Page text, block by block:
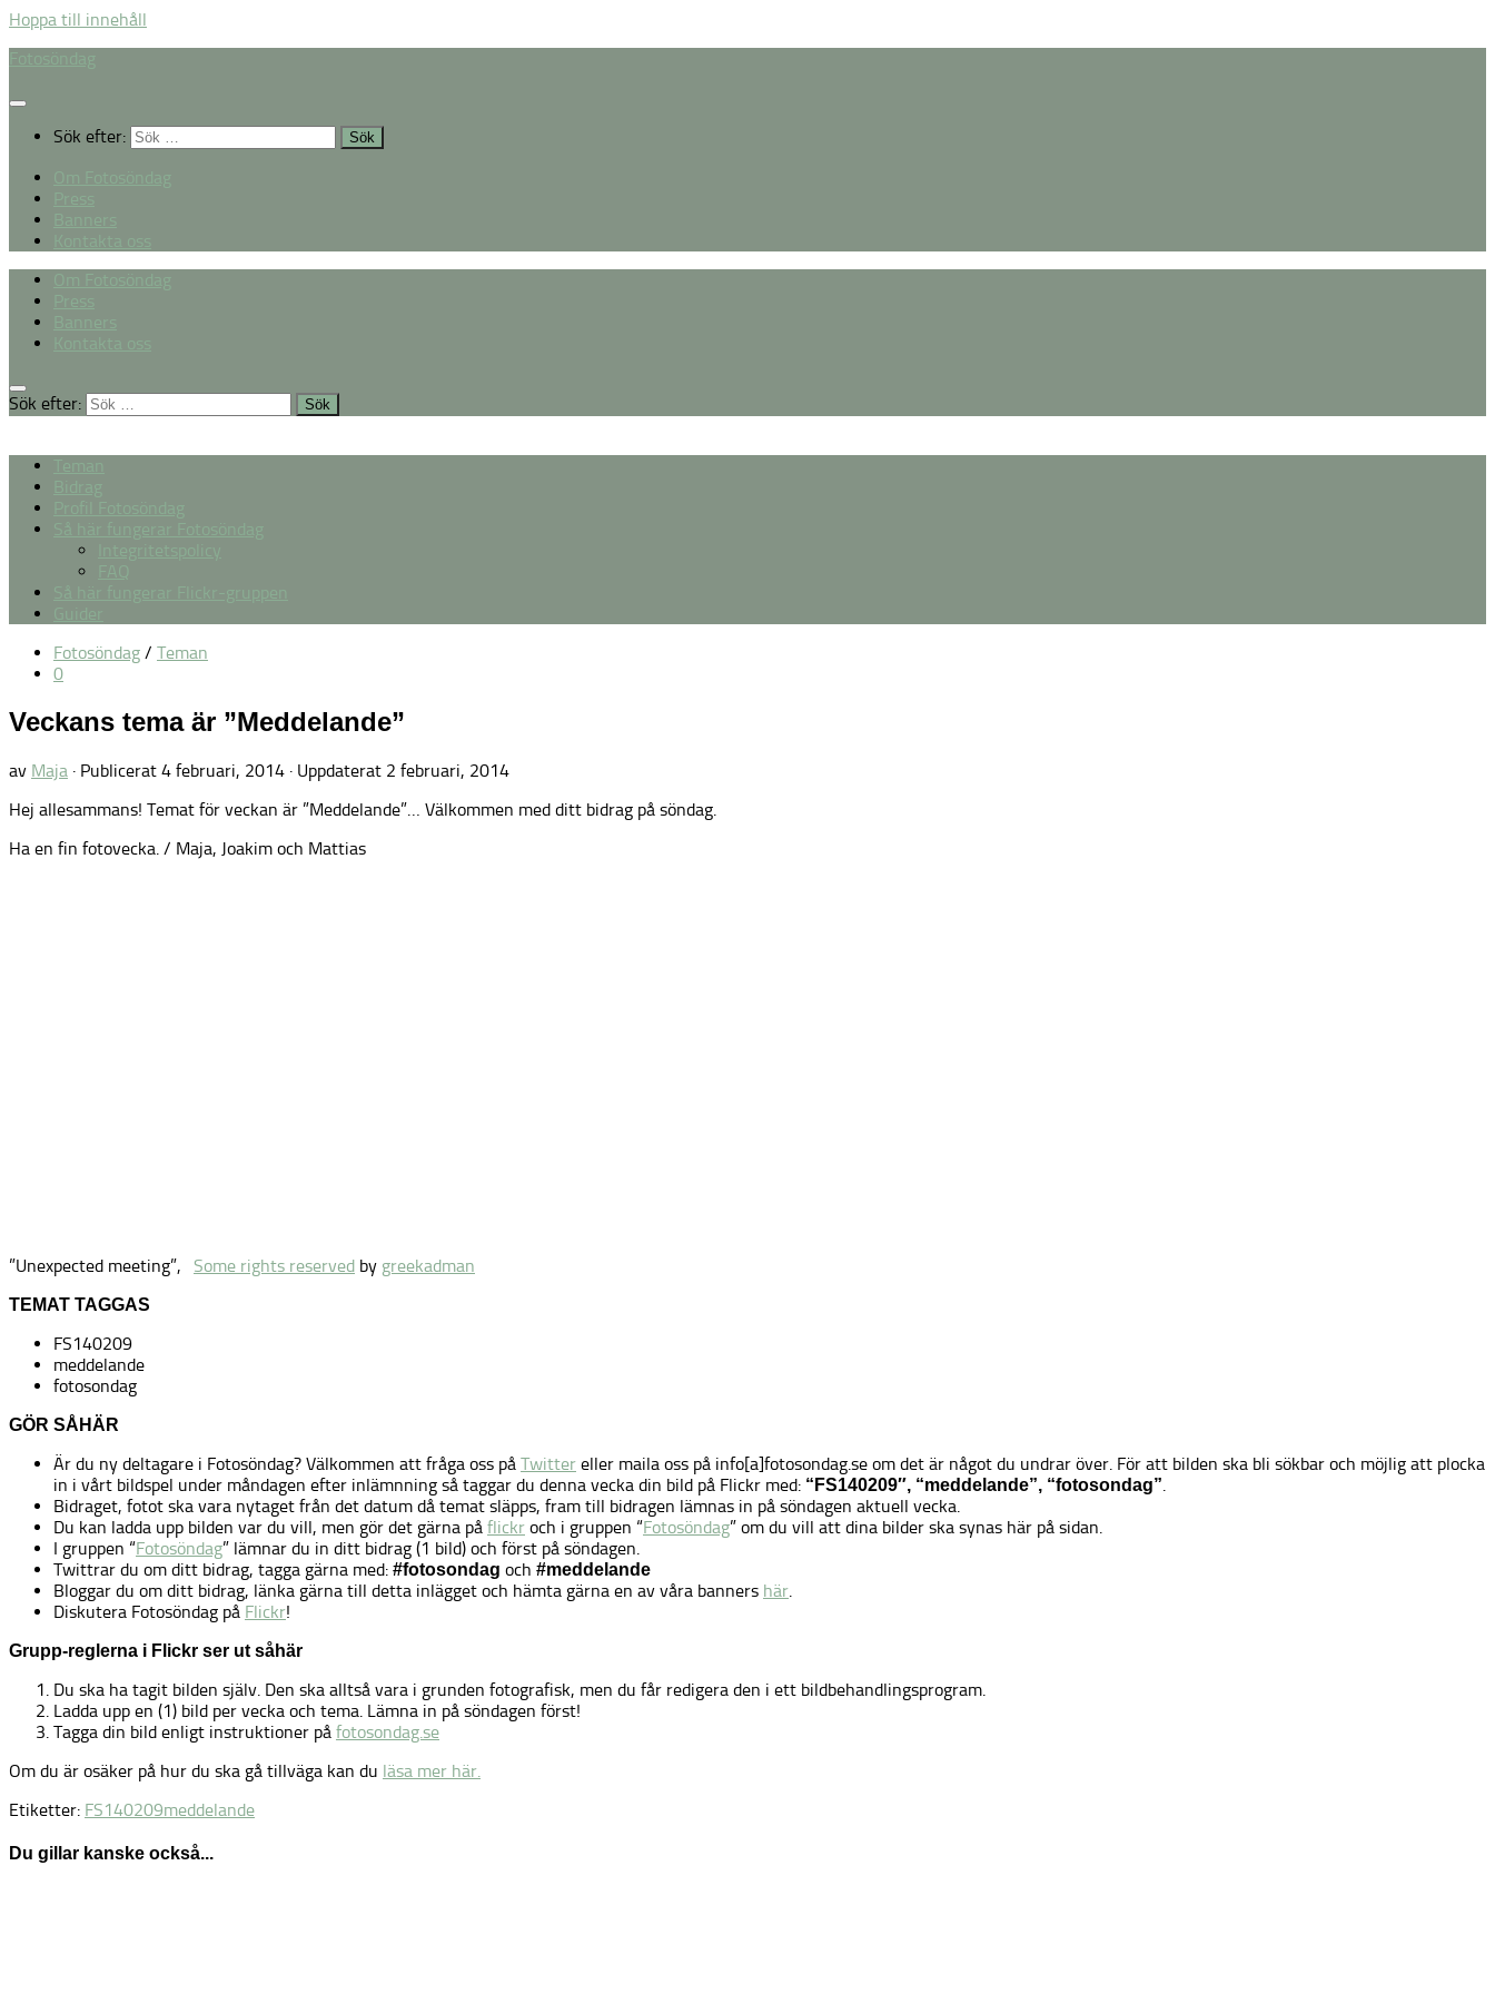
Hoppa till innehåll
Fotosöndag
Sök efter:
Om Fotosöndag
Press
Banners
Kontakta oss
Om Fotosöndag
Press
Banners
Kontakta oss
Sök efter:
Teman
Bidrag
Profil Fotosöndag
Så här fungerar Fotosöndag
Integritetspolicy
FAQ
Så här fungerar Flickr-gruppen
Guider
Fotosöndag / Teman
0
Veckans tema är ”Meddelande”
av Maja · Publicerat 4 februari, 2014 · Uppdaterat 2 februari, 2014
Hej allesammans! Temat för veckan är ”Meddelande”… Välkommen med ditt bidrag på söndag.
Ha en fin fotovecka. / Maja, Joakim och Mattias
”Unexpected meeting”, Some rights reserved by greekadman
TEMAT TAGGAS
FS140209
meddelande
fotosondag
GÖR SÅHÄR
Är du ny deltagare i Fotosöndag? Välkommen att fråga oss på Twitter eller maila oss på info[a]fotosondag.se om det är något du undrar över. För att bilden ska bli sökbar och möjlig att plocka
in i vårt bildspel under måndagen efter inlämnning så taggar du denna vecka din bild på Flickr med: “FS140209″, “meddelande”, “fotosondag”.
Bidraget, fotot ska vara nytaget från det datum då temat släpps, fram till bidragen lämnas in på söndagen aktuell vecka.
Du kan ladda upp bilden var du vill, men gör det gärna på flickr och i gruppen “Fotosöndag” om du vill att dina bilder ska synas här på sidan.
I gruppen “Fotosöndag” lämnar du in ditt bidrag (1 bild) och först på söndagen.
Twittrar du om ditt bidrag, tagga gärna med: #fotosondag och #meddelande
Bloggar du om ditt bidrag, länka gärna till detta inlägget och hämta gärna en av våra banners här.
Diskutera Fotosöndag på Flickr!
Grupp-reglerna i Flickr ser ut såhär
Du ska ha tagit bilden själv. Den ska alltså vara i grunden fotografisk, men du får redigera den i ett bildbehandlingsprogram.
Ladda upp en (1) bild per vecka och tema. Lämna in på söndagen först!
Tagga din bild enligt instruktioner på fotosondag.se
Om du är osäker på hur du ska gå tillväga kan du läsa mer här.
Etiketter: FS140209meddelande
Du gillar kanske också...